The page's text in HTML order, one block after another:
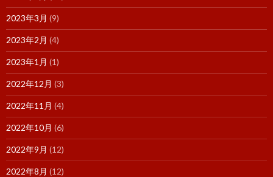
2023年3月 (9)
2023年2月 (4)
2023年1月 (1)
2022年12月 (3)
2022年11月 (4)
2022年10月 (6)
2022年9月 (12)
2022年8月 (12)